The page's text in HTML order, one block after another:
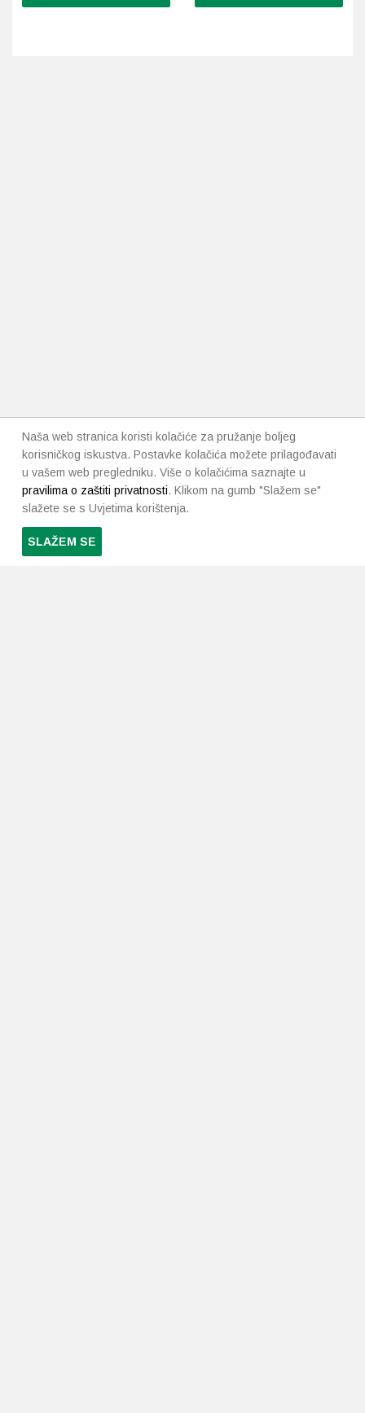
Naša web stranica koristi kolačiće za pružanje boljeg
korisničkog iskustva. Postavke kolačića možete prilagođavati
u vašem web pregledniku. Više o kolačićima saznajte u
pravilima o zaštiti privatnosti. Klikom na gumb "Slažem se"
slažete se s Uvjetima korištenja.
SLAŽEM SE